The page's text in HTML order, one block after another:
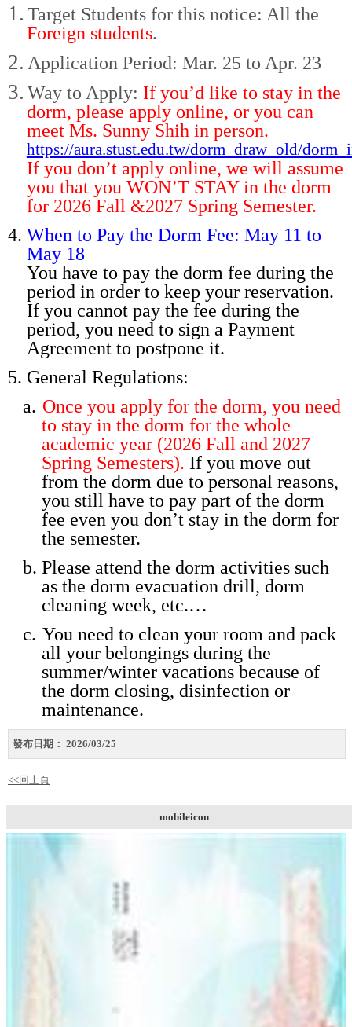
1. Target Students for this notice: All the
Foreign students.
2. Application Period: Mar. 25 to Apr. 23
3. Way to Apply: If you’d like to stay in the
dorm, please apply online, or you can
meet Ms. Sunny Shih in person.
https://aura.stust.edu.tw/dorm_draw_old/
If you don’t apply online, we will assume
you that you WON’T STAY in the dorm
for 2026 Fall &2027 Spring Semester.
4. When to Pay the Dorm Fee: May 11 to
May 18
You have to pay the dorm fee during the
period in order to keep your reservation.
If you cannot pay the fee during the
period, you need to sign a Payment
Agreement to postpone it.
5. General Regulations:
a. Once you apply for the dorm, you need
to stay in the dorm for the whole
academic year (2026 Fall and 2027
Spring Semesters). If you move out
from the dorm due to personal reasons,
you still have to pay part of the dorm
fee even you don’t stay in the dorm for
the semester.
b. Please attend the dorm activities such
as the dorm evacuation drill, dorm
cleaning week, etc.…
c. You need to clean your room and pack
all your belongings during the
summer/winter vacations because of
the dorm closing, disinfection or
maintenance.
發布日期： 2026/03/25
<<回上頁
mobileicon